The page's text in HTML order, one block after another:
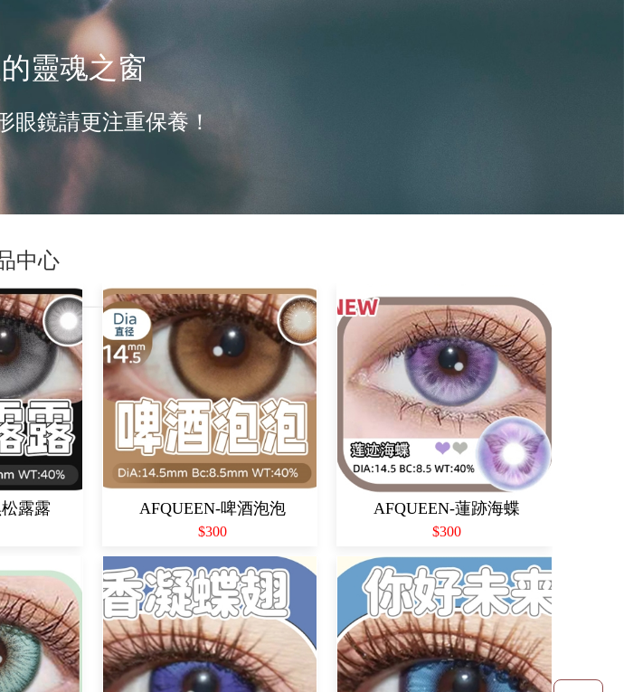
靈魂之窗
眼鏡請更注重保養！
中心
露露 AFQUEEN-啤酒泡泡
$300
AFQUEEN-蓮跡海蝶
$300